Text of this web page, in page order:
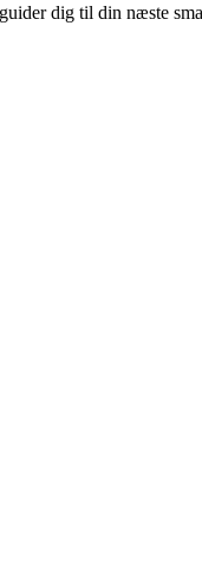
dig til din næste